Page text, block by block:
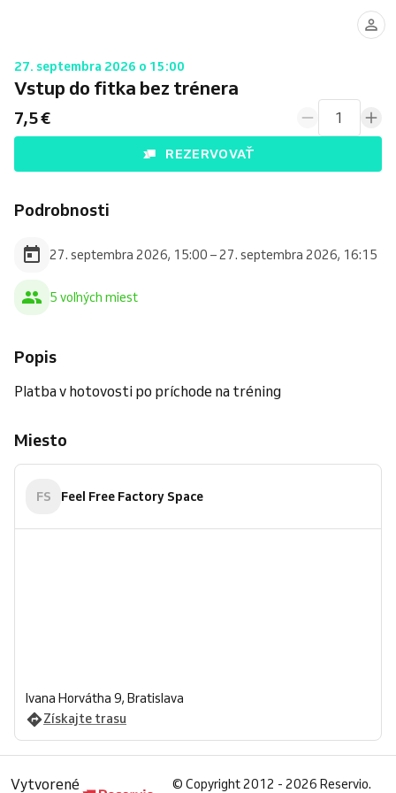
27. septembra 2026 o 15:00
Vstup do fitka bez trénera
7,5 € 1
REZERVOVAŤ
Podrobnosti
27. septembra 2026, 15:00 – 27. septembra 2026, 16:15
5 voľných miest
Popis
Platba v hotovosti po príchode na tréning
Miesto
FS Feel Free Factory Space
Ivana Horvátha 9, Bratislava
Získajte trasu
Vytvorené © Copyright 2012 - 2026 Reservio.